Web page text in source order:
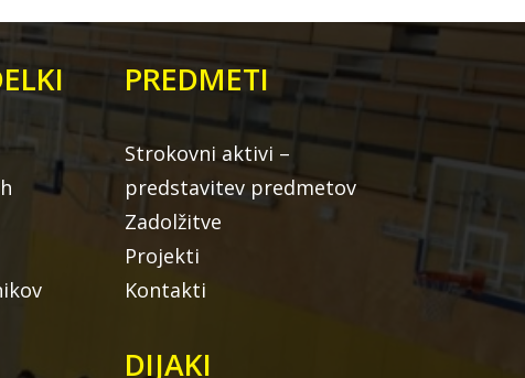
PREDMETI
Strokovni aktivi –
predstavitev predmetov
Zadolžitve
Projekti
Kontakti
DIJAKI